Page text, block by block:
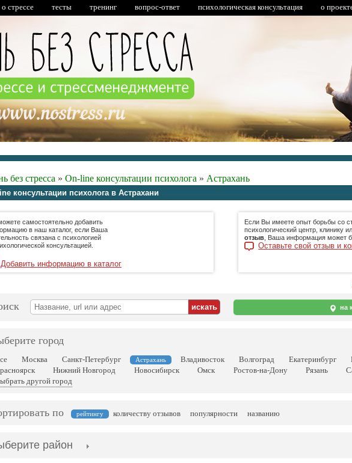
стрессе тесты тренинг вопрос-ответ психологическая консультация о
без стресса » On-line консультации психолога » Астрахань
консультации психолога в Астрахани
самостоятельно добавить
в наш каталог, если Ваша
связана с психологией
консультацией.
Добавить информацию в каталог
Если Вы имеете опыт борьбы со
психологический центр, клинику
отзыв , Ваша информация может
Оставьте свой отзыв и
на
город
Москва Санкт-Петербург Астрахань Владивосток Волгоград Екатеринбург
Нижний Новгород Новосибирск Омск Ростов-на-Дону Рязань
другой город
по рейтингу количеству отзывов популярности названию
район